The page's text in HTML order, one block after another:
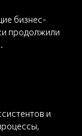
бизнес-
продолжили
и